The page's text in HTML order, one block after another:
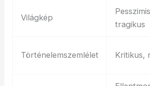
Világkép
tragikus
Történelemszemlélet Kritikus,